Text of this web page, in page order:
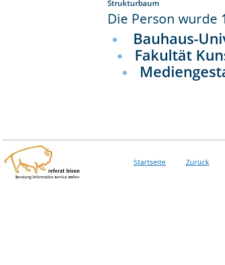
Strukturbaum
Die Person wurde
Bauhaus-
Fakultät
Startseite Zurück